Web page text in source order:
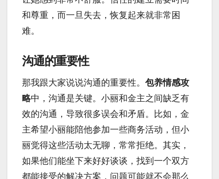
和尊重，而一旦失去，恢复起来就非常困
难。
沟通的重要性
那我跟大家说说沟通的重要性。 包养情感攻
略中，沟通是关键。小丽和金主之间缺乏有
效的沟通，导致很多误会和矛盾。比如，金
主希望小丽能陪他参加一些商务活动，但小
丽觉得这些活动太无聊，常常拒绝。其实，
如果他们能坐下来好好谈谈，找到一个双方
都能接受的解决方案，问题可能就不会那么